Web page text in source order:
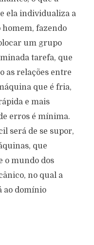
ela individualiza a
homem, fazendo
um grupo
tarefa, que
as relações entre
que é fria,
e mais
erros é mínima.
será de se supor,
que
o mundo dos
no qual a
ao domínio